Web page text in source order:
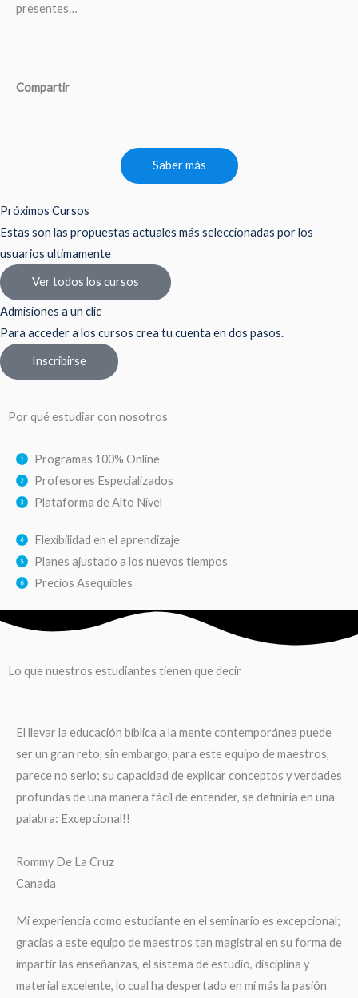
presentes…
Compartir
Saber más
Próximos Cursos
Estas son las propuestas actuales más seleccionadas por los
usuarios ultimamente
Ver todos los cursos
Admisiones a un clic
Para acceder a los cursos crea tu cuenta en dos pasos.
Inscribirse
Por qué estudiar con nosotros
Programas 100% Online
Profesores Especializados
Plataforma de Alto Nivel
Flexibilidad en el aprendizaje
Planes ajustado a los nuevos tiempos
Precios Asequibles
Lo que nuestros estudiantes tienen que decir
El llevar la educación bíblica a la mente contemporánea puede
ser un gran reto, sin embargo, para este equipo de maestros,
parece no serlo; su capacidad de explicar conceptos y verdades
profundas de una manera fácil de entender, se definiría en una
palabra: Excepcional!!
Rommy De La Cruz
Canada
Mi experiencia como estudiante en el seminario es excepcional;
gracias a este equipo de maestros tan magistral en su forma de
impartir las enseñanzas, el sistema de estudio, disciplina y
material excelente, lo cual ha despertado en mí más la pasión